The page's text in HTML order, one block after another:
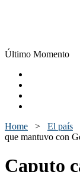
Último Momento
Home > El país
que mantuvo con
Caputo